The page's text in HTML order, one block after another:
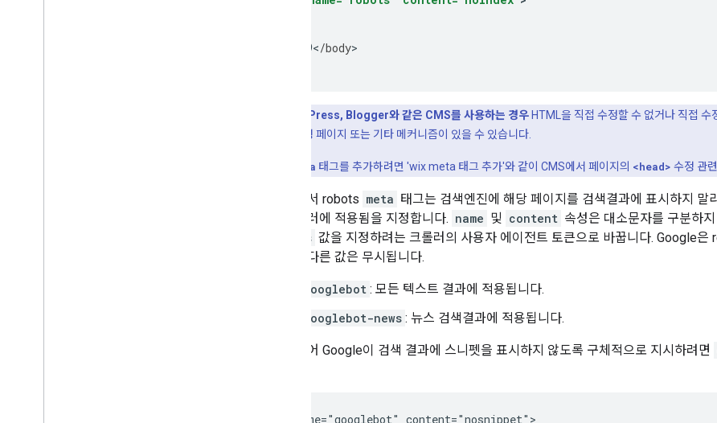
(…)</body>
Wix, WordPress, Blogger와 같은 CMS를 사용하는 경우 HTML을 직접 수정할 수 없거나 직접 수
알리는 검색 설정 페이지 또는 기타 메커니즘이 있을 수 있습니다.
meta 태그를 추가하려면 'wixmeta 태그 추가'와 같이 CMS에서 페이지의 <head> 수정 관
이 예에서 robots meta 태그는 검색엔진에 해당 페이지를 검색결과에 표시하지 말
든 크롤러에 적용됨을 지정합니다. name 및 content 속성은 대소문자를 구분하
robots 값을 지정하려는 크롤러의 사용자 에이전트 토큰으로 바꿉니다. Google은
원하며 다른 값은 무시됩니다.
googlebot : 모든 텍스트 결과에 적용됩니다.
googlebot-news : 뉴스 검색결과에 적용됩니다.
예를 들어 Google이 검색 결과에 스니펫을 표시하지 않도록 구체적으로 지시하려면
<meta name="googlebot" content="nosnippet">